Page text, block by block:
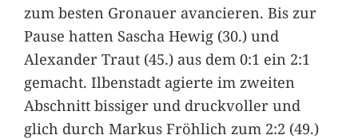
zum besten Gronauer avancieren. Bis zur
Pause hatten Sascha Hewig (30.) und
Alexander Traut (45.) aus dem 0:1 ein 2:1
gemacht. Ilbenstadt agierte im zweiten
Abschnitt bissiger und druckvoller und
glich durch Markus Fröhlich zum 2:2 (49.)